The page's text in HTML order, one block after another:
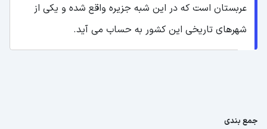
عربستان است که در این شبه جزیره واقع شده و یکی از
شهرهای تاریخی این کشور به حساب می آید.
جمع بندی